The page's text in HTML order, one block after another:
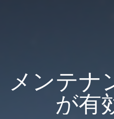
メンテナ
が有